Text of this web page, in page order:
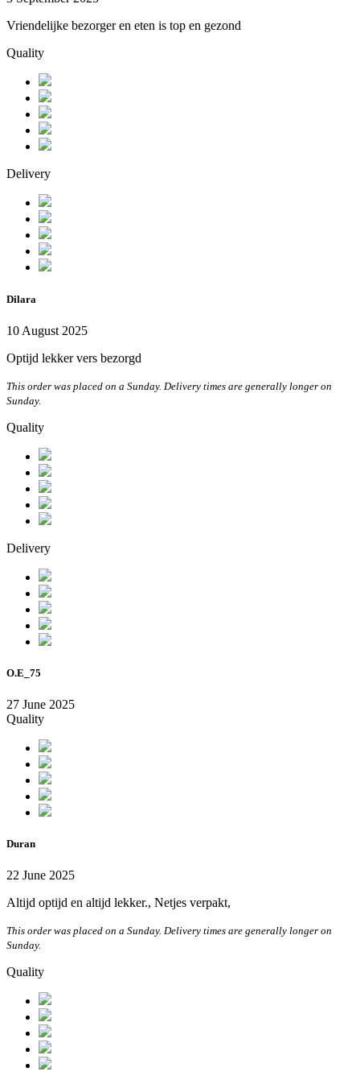
Vriendelijke bezorger en eten is top en gezond
Quality
Delivery
Dilara
10 August 2025
Optijd lekker vers bezorgd
This order was placed on a Sunday. Delivery times are generally longer on
Sunday.
Quality
Delivery
O.E_75
27 June 2025
Quality
Duran
22 June 2025
Altijd optijd en altijd lekker., Netjes verpakt,
This order was placed on a Sunday. Delivery times are generally longer on
Sunday.
Quality